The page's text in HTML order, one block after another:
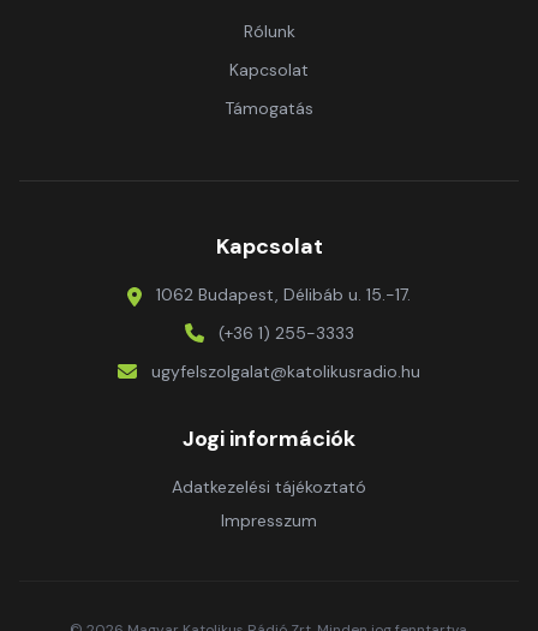
Rólunk
Kapcsolat
Támogatás
Kapcsolat
1062 Budapest, Délibáb u. 15.-17.
(+36 1) 255-3333
ugyfelszolgalat@katolikusradio.hu
Jogi információk
Adatkezelési tájékoztató
Impresszum